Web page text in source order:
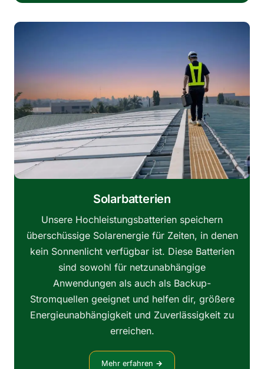
Solarbatterien
Unsere Hochleistungsbatterien speichern
überschüssige Solarenergie für Zeiten, in denen
kein Sonnenlicht verfügbar ist. Diese Batterien
sind sowohl für netzunabhängige
Anwendungen als auch als Backup-
Stromquellen geeignet und helfen dir, größere
Energieunabhängigkeit und Zuverlässigkeit zu
erreichen.
Mehr erfahren →